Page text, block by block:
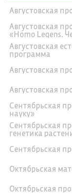
Августовская
Августовская
«Homo Legens.
Августовская
программа
Августовская
Августовская
Сентябрьская
науку»
Сентябрьская
генетика
Сентябрьская
Октябрьская
Октябрьская